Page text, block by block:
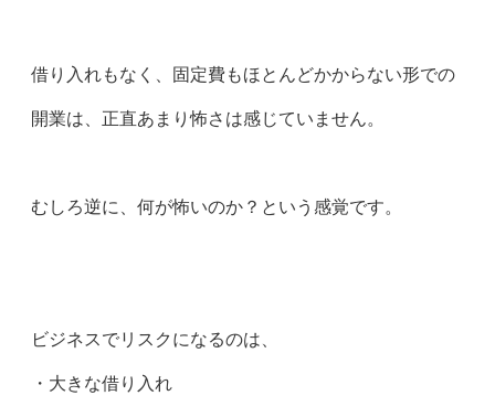
借り入れもなく、固定費もほとんどかからない形での
開業は、正直あまり怖さは感じていません。
むしろ逆に、何が怖いのか？という感覚です。
ビジネスでリスクになるのは、
・大きな借り入れ